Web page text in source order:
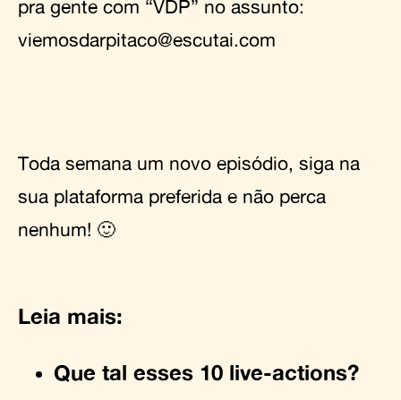
pra gente com “VDP” no assunto:
viemosdarpitaco@escutai.com
Toda semana um novo episódio, siga na
sua plataforma preferida e não perca
nenhum! 🙂
Leia mais:
Que tal esses 10 live-actions?